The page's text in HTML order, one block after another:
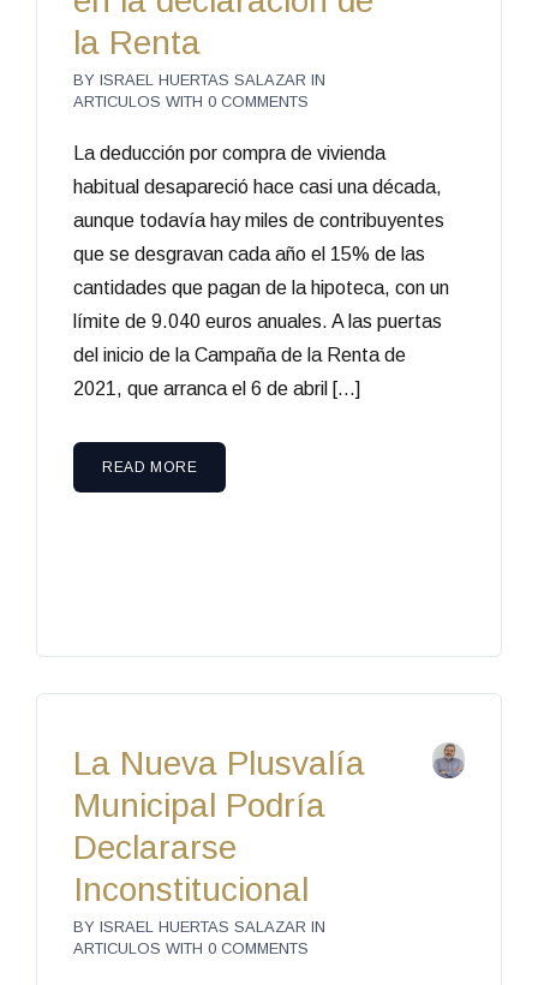
la Renta
BY ISRAEL HUERTAS SALAZAR IN
ARTICULOS WITH 0 COMMENTS
La deducción por compra de vivienda
habitual desapareció hace casi una década,
aunque todavía hay miles de contribuyentes
que se desgravan cada año el 15% de las
cantidades que pagan de la hipoteca, con un
límite de 9.040 euros anuales. A las puertas
del inicio de la Campaña de la Renta de
2021, que arranca el 6 de abril […]
READ MORE
La Nueva Plusvalía
Municipal Podría
Declararse
Inconstitucional
BY ISRAEL HUERTAS SALAZAR IN
ARTICULOS WITH 0 COMMENTS